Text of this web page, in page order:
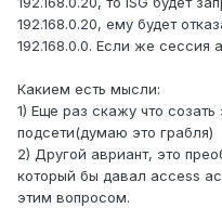
192.168.0.20, ему будет
192.168.0.0. Если же сессия
Какием есть мысли:
1) Еще раз скажу что
подсети(думаю это грабля)
2) Другой авриант, это
который бы давал access
этим вопросом.